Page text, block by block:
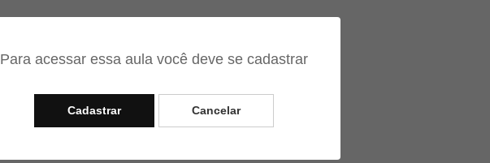
Para acessar essa aula você deve se cadastrar
Cadastrar Cancelar